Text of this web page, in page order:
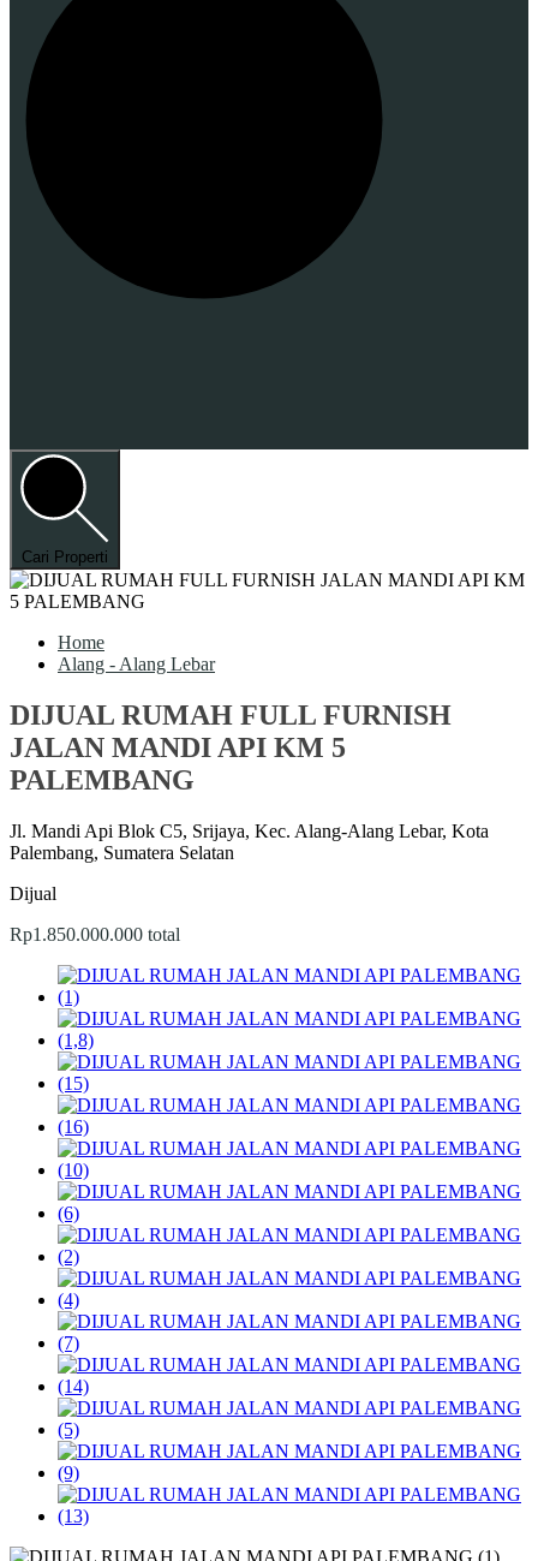
Cari Properti
Home
Alang - Alang Lebar
DIJUAL RUMAH FULL FURNISH
JALAN MANDI API KM 5
PALEMBANG
Jl. Mandi Api Blok C5, Srijaya, Kec. Alang-Alang Lebar, Kota
Palembang, Sumatera Selatan
Dijual
Rp1.850.000.000 total